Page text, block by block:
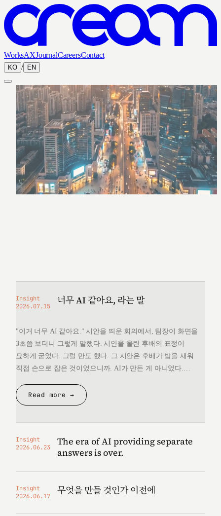
WorksAXJournalCareersContact
KO / EN
Insight
2026.07.15
너무 AI 같아요, 라는 말
"이거 너무 AI 같아요." 시안을 띄운 회의에서, 팀장이 화면을
3초쯤 보더니 그렇게 말했다. 시안을 올린 후배의 표정이
묘하게 굳었다. 그럴 만도 했다. 그 시안은 후배가 밤을 새워
직접 손으로 잡은 것이었으니까. AI가 만든 게 아니었다.
것을 변호할 언어를 끝내 찾지 못했다. 돌아오는 길에
생각했다. 대체 "AI 같다"는…
Read more →
Insight
2026.06.23
The era of AI providing separate
answers is over.
Insight
2026.06.17
무엇을 만들 것인가 이전에